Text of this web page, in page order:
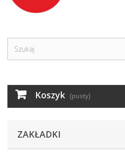
Koszyk (pusty)
ZAKŁADKI